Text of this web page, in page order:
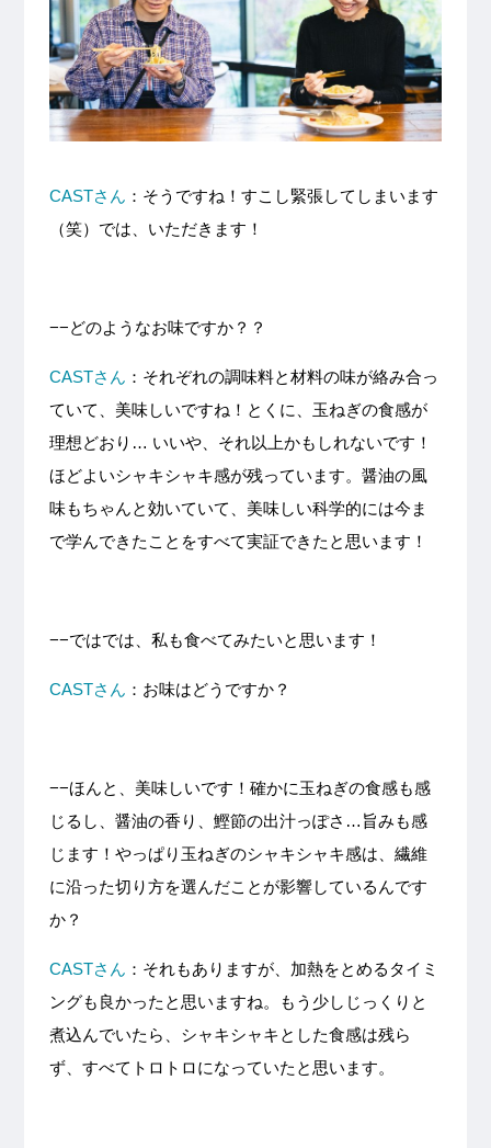
CASTさん ：そうですね！すこし緊張してしまいます
（笑）では、いただきます！
−−どのようなお味ですか？？
CASTさん ：それぞれの調味料と材料の味が絡み合っ
ていて、美味しいですね！とくに、玉ねぎの食感が
理想どおり… いいや、それ以上かもしれないです！
ほどよいシャキシャキ感が残っています。醤油の風
味もちゃんと効いていて、美味しい科学的には今ま
で学んできたことをすべて実証できたと思います！
−−ではでは、私も食べてみたいと思います！
CASTさん ：お味はどうですか？
−−ほんと、美味しいです！確かに玉ねぎの食感も感
じるし、醤油の香り、鰹節の出汁っぽさ…旨みも感
じます！やっぱり玉ねぎのシャキシャキ感は、繊維
に沿った切り方を選んだことが影響しているんです
か？
CASTさん ：それもありますが、加熱をとめるタイミ
ングも良かったと思いますね。もう少しじっくりと
煮込んでいたら、シャキシャキとした食感は残ら
ず、すべてトロトロになっていたと思います。